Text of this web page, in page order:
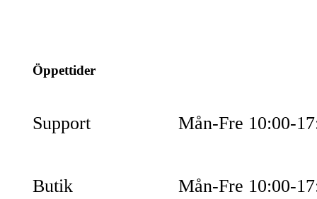
Öppettider
Support Mån-Fre 10:00-
Butik Mån-Fre 10:00-